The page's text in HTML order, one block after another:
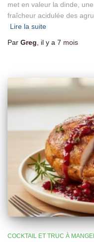
met en valeur la dinde,
fraîcheur acidulée des
Lire la suite
Par Greg, il y a 7 mois
COCKTAIL ET TRUC À